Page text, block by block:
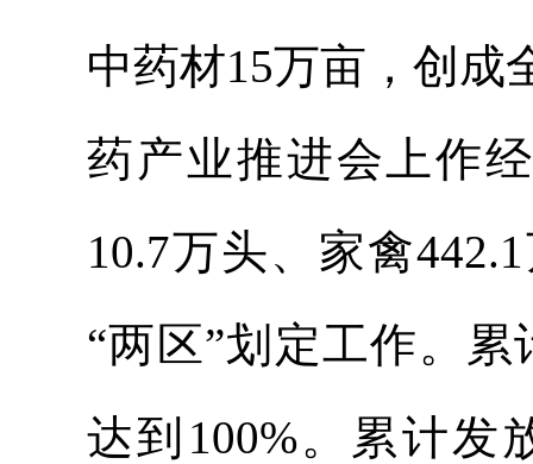
中药材15万亩，创成
药产业推进会上作
10.7万头、家禽
“两区”划定工作。
达到100%。累计发